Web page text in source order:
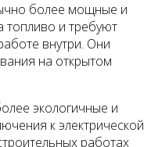
более мощные и
топливо и требуют
внутри. Они
на открытом
экологичные и
к электрической
работах